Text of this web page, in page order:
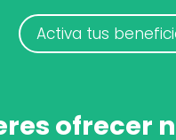
Activa tus
ofrecer